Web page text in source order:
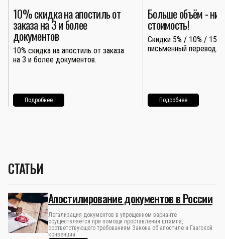
10% скидка на апостиль от
заказа на 3 и более
документов
10% скидка на апостиль от заказа
на 3 и более документов.
Подробнее
Больше объём -
стоимость!
Скидки 5% / 10% / 15%
письменный перевод.
Подробнее
СТАТЬИ
Апостилирование документов в России
Легализация документов в упрощенном варианте
осуществляется при помощи проставления штампа,
соответствующего требованиям Закона об апостиле и Гаагской
конвенции.